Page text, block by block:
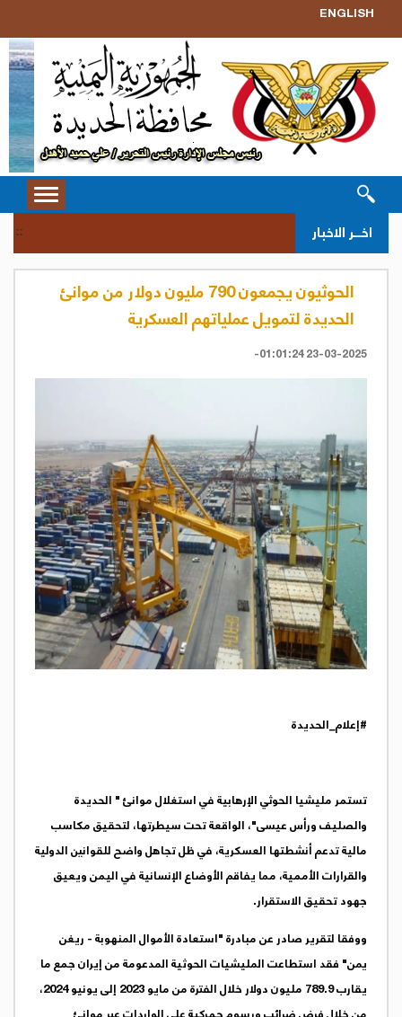
ENGLISH
Toggle
اخــر الاخبار
الحوثيون يجمعون 790 مليون دولار من موانئ
الحديدة لتمويل عملياتهم العسكرية
23-03-2025 01:01:24-
#إعلام_الحديدة
تستمر مليشيا الحوثي الإرهابية في استغلال موانئ " الحديدة
والصليف ورأس عيسى"، الواقعة تحت سيطرتها، لتحقيق مكاسب
مالية تدعم أنشطتها العسكرية، في ظل تجاهل واضح للقوانين الدولية
والقرارات الأممية، مما يفاقم الأوضاع الإنسانية في اليمن ويعيق
جهود تحقيق الاستقرار.
ووفقا لتقرير صادر عن مبادرة "استعادة الأموال المنهوبة - ريغن
يمن" فقد استطاعت المليشيات الحوثية المدعومة من إيران جمع ما
يقارب 789.9 مليون دولار خلال الفترة من مايو 2023 إلى يونيو 2024،